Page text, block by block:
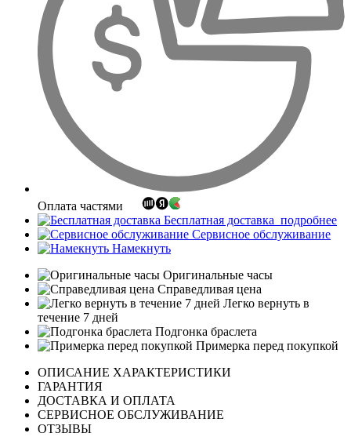
Оплата частями
Бесплатная доставка подробнее
Сервисное обслуживание
Намекнуть
Оригинальные часы
Справедливая цена
Легко вернуть в
течение 7 дней
Подгонка браслета
Примерка перед покупкой
ОПИСАНИЕ ХАРАКТЕРИСТИКИ
ГАРАНТИЯ
ДОСТАВКА И ОПЛАТА
СЕРВИСНОЕ ОБСЛУЖИВАНИЕ
ОТЗЫВЫ